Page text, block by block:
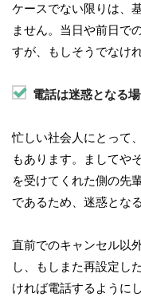
ケースでない限りは、
ません。当日や前日で
すが、もしそうでなけ
電話は迷惑となる
忙しい社会人にとって
もあります。ましてや
を受けてくれた側の先
であるため、迷惑とな
直前でのキャンセル以
し、もしまた再設定し
ければ電話するように